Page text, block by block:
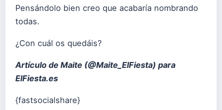
Pensándolo bien creo que acabaría nombrando
todas.
¿Con cuál os quedáis?
Artículo de Maite (@Maite_ElFiesta) para
ElFiesta.es
{fastsocialshare}